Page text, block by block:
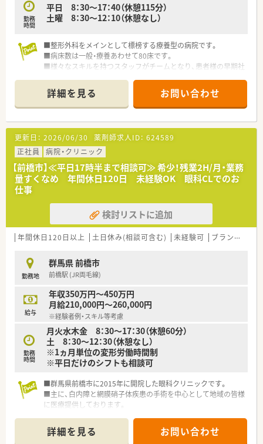
勤務
時間
平日 8：30～17：40（休憩115分）
土曜 8：30～12：10（休憩なし）
■整形外科をメインとして標榜する療養型の病院です。
■病床数は一般・療養あわせて80床です。
■様々なスキルを持つスタッフがチームとなり、患者様の早期社
詳細を見る お問い合わせ
更新日： 2026/06/30 薬剤師求人ID： 624589
正社員
病院・クリニック
【前橋市】≪平日17時半まで相談可≫ 希少！残業2H/月・業務
量すくなめ 年間休日120日 未経験OK 眼科CLでのお
仕事
検討リストに追加
年間休日120日以上 土日休み(相談可含む) 未経験可 ブランク可
勤務地
群馬県 前橋市
前橋駅 (JR両毛線)
給与
年収350万円～450万円
月給210,000円～260,000円
※経験者例・スキル等考慮
勤務
時間
月火水木金 8：30～17：30（休憩60分）
土 8：30～12：30（休憩なし）
※1ヵ月単位の変形労働時間制
※平日だけのシフトも相談可
■群馬県前橋市に2015年に開院した眼科クリニックです。
■主に、白内障と網膜硝子体疾患の手術を中心として地域の皆様
に医療提供しております。
詳細を見る お問い合わせ